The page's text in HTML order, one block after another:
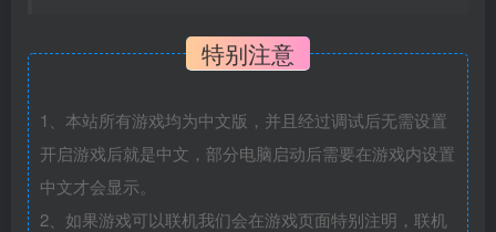
特别注意
1、本站所有游戏均为中文版，并且经过调试后无需设置
开启游戏后就是中文，部分电脑启动后需要在游戏内设置
中文才会显示。
2、如果游戏可以联机我们会在游戏页面特别注明，联机